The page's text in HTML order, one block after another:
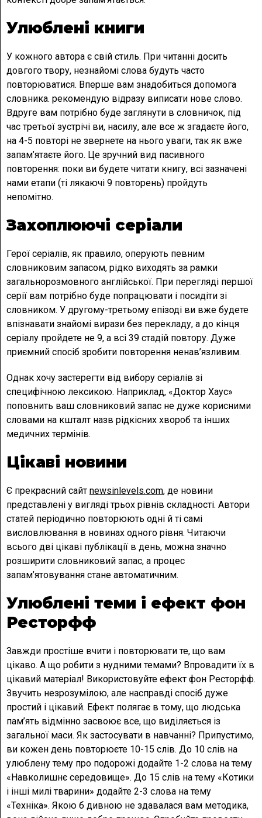
Улюблені книги
У кожного автора є свій стиль. При читанні досить
довгого твору, незнайомі слова будуть часто
повторюватися. Вперше вам знадобиться допомога
словника. рекомендую відразу виписати нове слово.
Вдруге вам потрібно буде заглянути в словничок, під
час третьої зустрічі ви, насилу, але все ж згадаєте його,
на 4-5 повторі не звернете на нього уваги, так як вже
запам’ятаєте його. Це зручний вид пасивного
повторення: поки ви будете читати книгу, всі зазначені
нами етапи (ті лякаючі 9 повторень) пройдуть
непомітно.
Захоплюючі серіали
Герої серіалів, як правило, оперують певним
словниковим запасом, рідко виходять за рамки
загальнорозмовного англійської. При перегляді першої
серії вам потрібно буде попрацювати і посидіти зі
словником. У другому-третьому епізоді ви вже будете
впізнавати знайомі вирази без перекладу, а до кінця
серіалу пройдете не 9, а всі 39 стадій повтору. Дуже
приємний спосіб зробити повторення ненав’язливим.
Однак хочу застерегти від вибору серіалів зі
специфічною лексикою. Наприклад, «Доктор Хаус»
поповнить ваш словниковий запас не дуже корисними
словами на кшталт назв рідкісних хвороб та інших
медичних термінів.
Цікаві новини
Є прекрасний сайт newsinlevels.com, де новини
представлені у вигляді трьох рівнів складності. Автори
статей періодично повторюють одні й ті самі
висловлювання в новинах одного рівня. Читаючи
всього дві цікаві публікації в день, можна значно
розширити словниковий запас, а процес
запам’ятовування стане автоматичним.
Улюблені теми і ефект фон
Ресторфф
Завжди простіше вчити і повторювати те, що вам
цікаво. А що робити з нудними темами? Впровадити їх в
цікавий матеріал! Використовуйте ефект фон Ресторфф.
Звучить незрозумілою, але насправді спосіб дуже
простий і цікавий. Ефект полягає в тому, що людська
пам’ять відмінно засвоює все, що виділяється із
загальної маси. Як застосувати в навчанні? Припустимо,
ви кожен день повторюєте 10-15 слів. До 10 слів на
улюблену тему про подорожі додайте 1-2 слова на тему
«Навколишнє середовище». До 15 слів на тему «Котики
і інші милі тварини» додайте 2-3 слова на тему
«Техніка». Якою б дивною не здавалася вам методика,